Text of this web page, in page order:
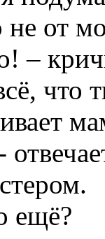
не от
–
что
ещё?